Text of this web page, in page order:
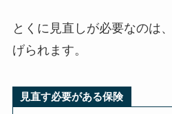
とくに見直しが必要なのは
げられます。
見直す必要がある保険